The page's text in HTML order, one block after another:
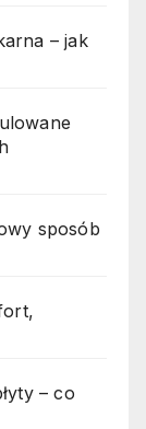
– jak
sposób
– co